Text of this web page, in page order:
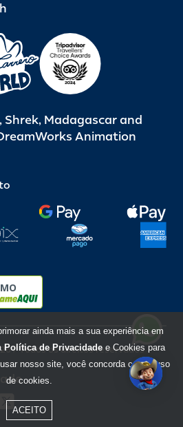
Shrek, Madagascar and
Animation
/ Todos os direitos reservados
ainda mais a sua experiência em
Política de Privacidade e Cookies para
nosso site, você concorda com o uso
de cookies.
ACEITO